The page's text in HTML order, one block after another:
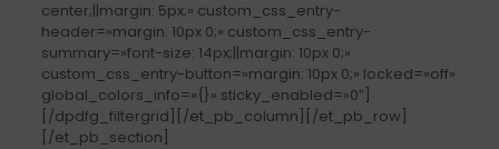
center;||margin: 5px;» custom_css_entry-
header=»margin: 10px 0;» custom_css_entry-
summary=»font-size: 14px;||margin: 10px 0;»
custom_css_entry-button=»margin: 10px 0;» locked=»off»
global_colors_info=»{}» sticky_enabled=»0″]
[/dpdfg_filtergrid][/et_pb_column][/et_pb_row]
[/et_pb_section]